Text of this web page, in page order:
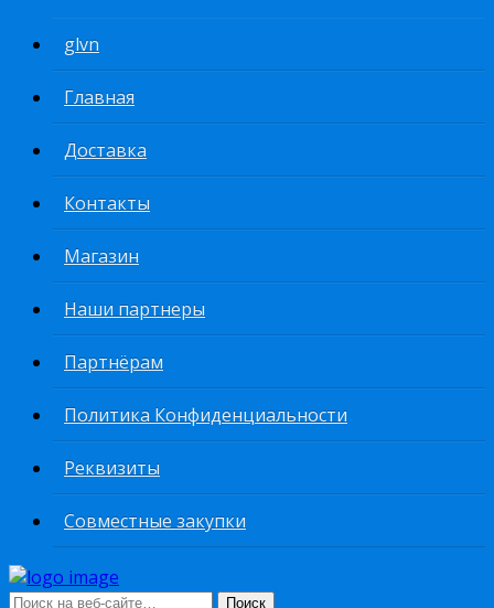
glvn
Главная
Доставка
Контакты
Магазин
Наши партнеры
Партнёрам
Политика Конфиденциальности
Реквизиты
Совместные закупки